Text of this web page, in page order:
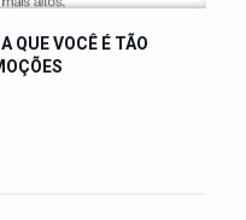
QUE VOCÊ É TÃO